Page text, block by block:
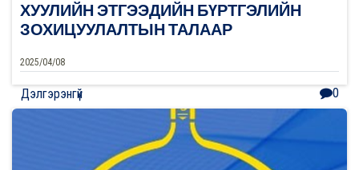
ХУУЛИЙН ЭТГЭЭДИЙН БҮРТГЭЛИЙН
ЗОХИЦУУЛАЛТЫН ТАЛААР
2025/04/08
Дэлгэрэнгүй 0